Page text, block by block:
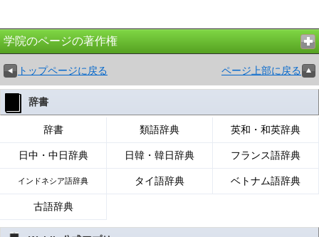
学院のページの著作権
トップページに戻る ページ上部に戻る
辞書
辞書 類語辞典 英和・和英辞典
日中・中日辞典 日韓・韓日辞典 フランス語辞典
インドネシア語辞典 タイ語辞典 ベトナム語辞典
古語辞典